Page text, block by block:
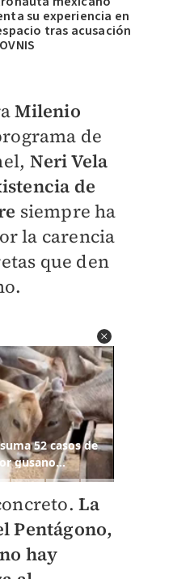
su experiencia en
tras acusación
Milenio
de
Neri Vela
de
siempre ha
la carencia
que den
La
Pentágono,
hay